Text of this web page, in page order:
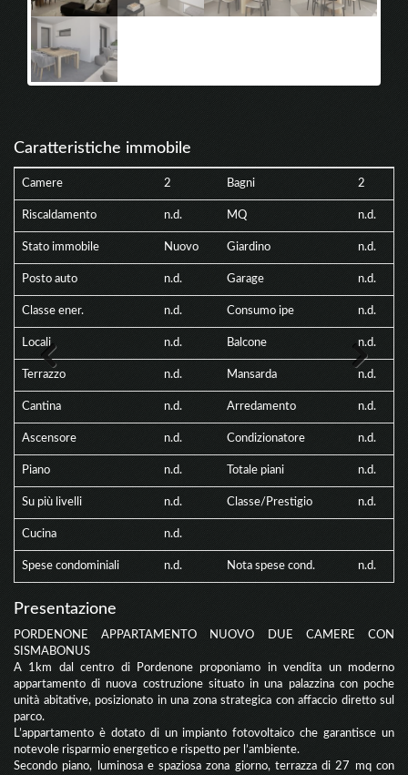
Caratteristiche immobile
Camere 2 Bagni 2
Riscaldamento n.d. MQ n.d.
Stato immobile Nuovo Giardino n.d.
Posto auto n.d. Garage n.d.
Classe ener. n.d. Consumo ipe n.d.
Locali n.d. Balcone n.d.
Terrazzo n.d. Mansarda n.d.
Cantina n.d. Arredamento n.d.
Ascensore n.d. Condizionatore n.d.
Piano n.d. Totale piani n.d.
Su più livelli n.d. Classe/Prestigio n.d.
Cucina n.d.
Spese condominiali n.d. Nota spese cond. n.d.
Presentazione
PORDENONE APPARTAMENTO NUOVO DUE CAMERE CON
SISMABONUS
A 1km dal centro di Pordenone proponiamo in vendita un moderno
appartamento di nuova costruzione situato in una palazzina con poche
unità abitative, posizionato in una zona strategica con affaccio diretto sul
parco.
L’appartamento è dotato di un impianto fotovoltaico che garantisce un
notevole risparmio energetico e rispetto per l’ambiente.
Secondo piano, luminosa e spaziosa zona giorno, terrazza di 27 mq con